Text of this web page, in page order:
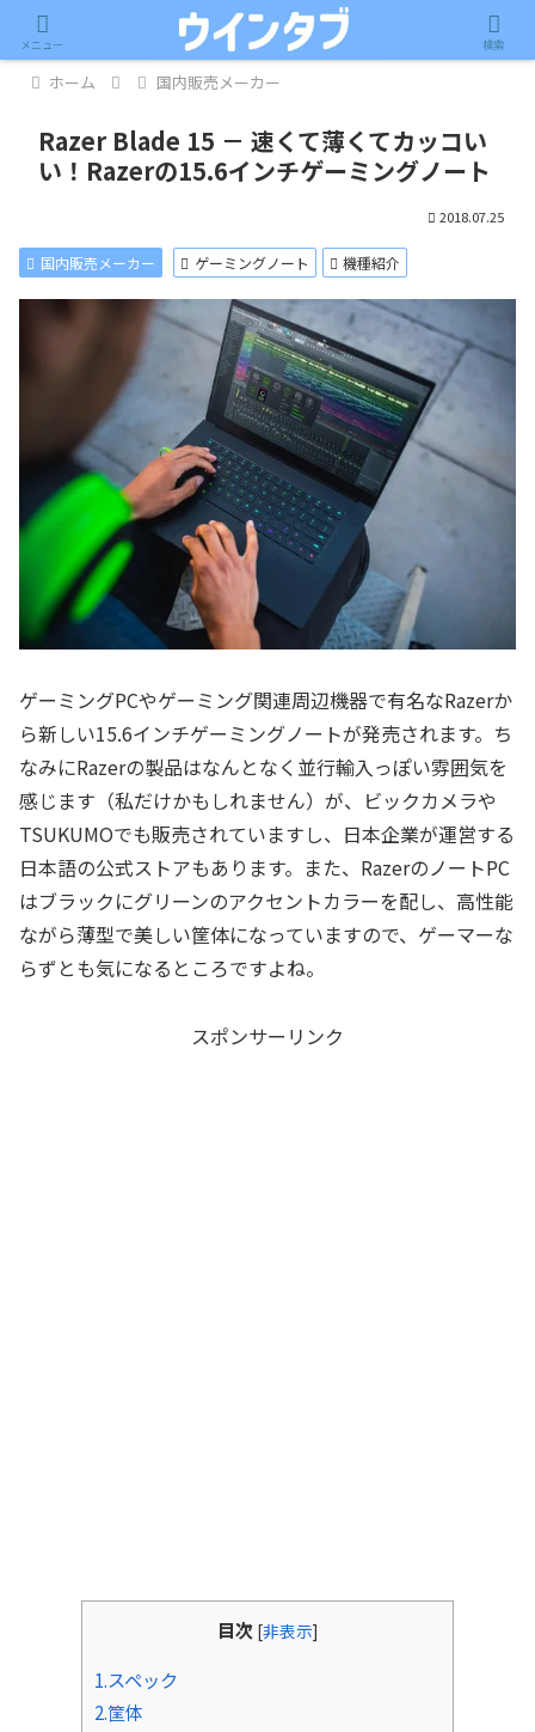
記事内に広告が含まれています。
ホーム 国内販売メーカー
Razer Blade 15 － 速くて薄くてカッコい
い！Razerの15.6インチゲーミングノート
2018.07.25
国内販売メーカー ゲーミングノート 機種紹介
ゲーミングPCやゲーミング関連周辺機器で有名なRazerか
ら新しい15.6インチゲーミングノートが発売されます。ち
なみにRazerの製品はなんとなく並行輸入っぽい雰囲気を
感じます（私だけかもしれません）が、ビックカメラや
TSUKUMOでも販売されていますし、日本企業が運営する
日本語の公式ストアもあります。また、RazerのノートPC
はブラックにグリーンのアクセントカラーを配し、高性能
ながら薄型で美しい筐体になっていますので、ゲーマーな
らずとも気になるところですよね。
スポンサーリンク
目次 [非表示]
1.スペック
2.筐体
メニュー 検索